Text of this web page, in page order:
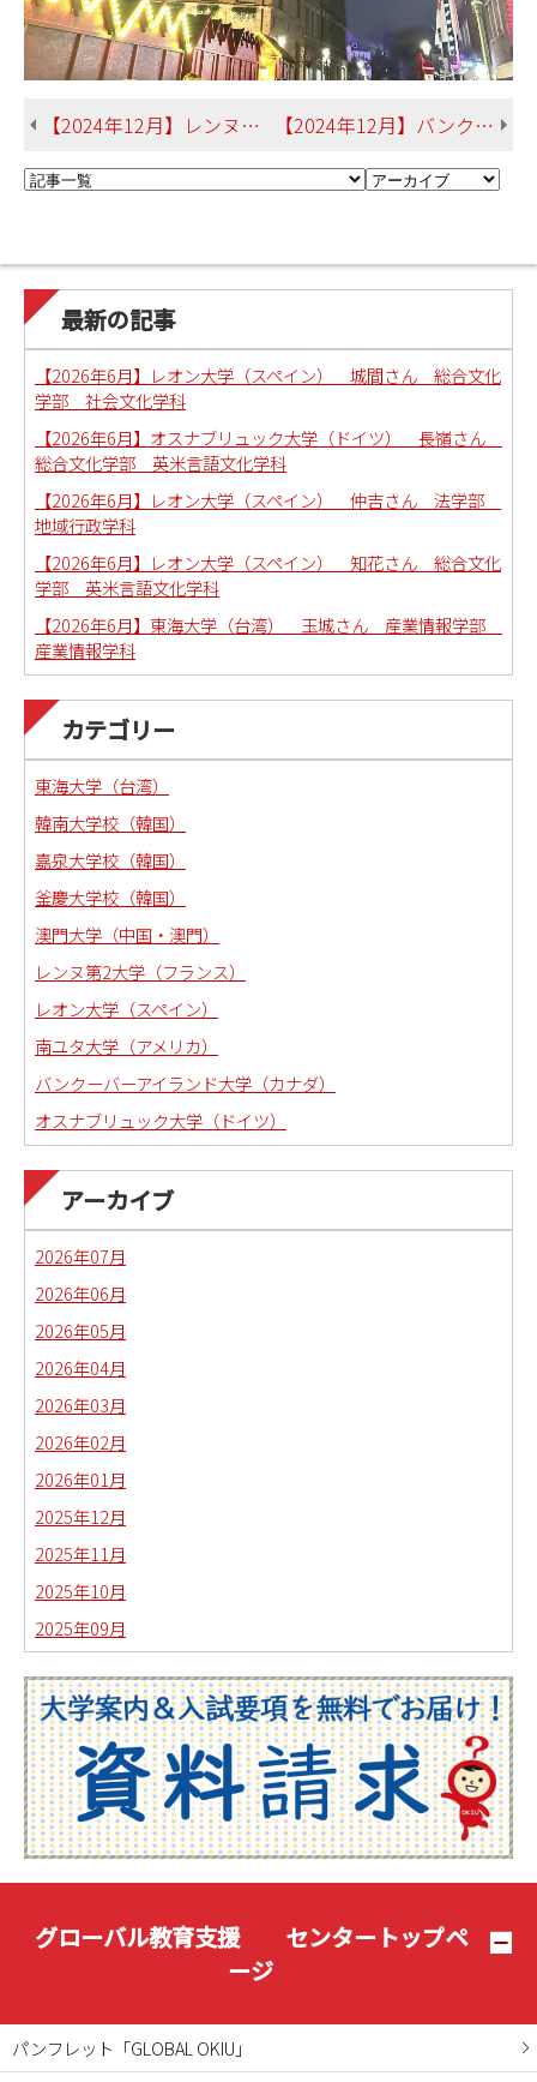
【2024年12月】レンヌ第２大学（フランス） 金城さん 経済学部 地域環境政策学科 【2024年12月】バンクーバーアイランド大学（カナダ） 新城さん 産業情報学部 産業情報学科
最新の記事
【2026年6月】レオン大学（スペイン） 城間さん 総合文化
学部 社会文化学科
【2026年6月】オスナブリュック大学（ドイツ） 長嶺さん
総合文化学部 英米言語文化学科
【2026年6月】レオン大学（スペイン） 仲吉さん 法学部
地域行政学科
【2026年6月】レオン大学（スペイン） 知花さん 総合文化
学部 英米言語文化学科
【2026年6月】東海大学（台湾） 玉城さん 産業情報学部
産業情報学科
カテゴリー
東海大学（台湾）
韓南大学校（韓国）
嘉泉大学校（韓国）
釜慶大学校（韓国）
澳門大学（中国・澳門）
レンヌ第2大学（フランス）
レオン大学（スペイン）
南ユタ大学（アメリカ）
バンクーバーアイランド大学（カナダ）
オスナブリュック大学（ドイツ）
アーカイブ
2026年07月
2026年06月
2026年05月
2026年04月
2026年03月
2026年02月
2026年01月
2025年12月
2025年11月
2025年10月
2025年09月
2025年07月
2025年06月
2025年05月
2025年04月
2025年03月
2025年02月
2025年01月
2024年10月
2024年09月
グローバル教育支援 センタートップペ
ージ
パンフレット「GLOBAL OKIU」